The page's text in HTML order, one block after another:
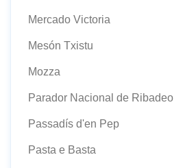
Mercado Victoria
Mesón Txistu
Mozza
Parador Nacional de Ribadeo
Passadís d'en Pep
Pasta e Basta